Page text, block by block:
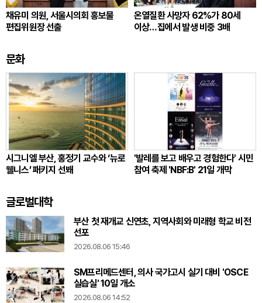
채유미 의원, 서울시의회 홍보물
편집위원장 선출
온열질환 사망자 62%가 80세
이상…집에서 발생 비중 3배
문화
시그니엘 부산, 홍정기 교수와 ‘뉴로
웰니스’ 패키지 선봬
'발레를 보고 배우고 경험한다' 시민
참여 축제 'NBF:B' 21일 개막
글로벌대학
부산 첫 재개교 신연초, 지역사회와 미래형 학교 비전
선포
2026.08.06 15:46
SM프리메드센터, 의사 국가고시 실기 대비 'OSCE
실습실' 10일 개소
2026.08.06 14:52